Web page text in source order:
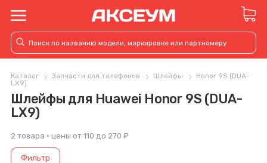
Каталог Запчасти для телефонов Шлейфы
Honor 9S (DUA-
LX9)
Шлейфы для Huawei Honor 9S (DUA-
LX9)
2 товара · цены от 110 до 270 ₽
Фильтр